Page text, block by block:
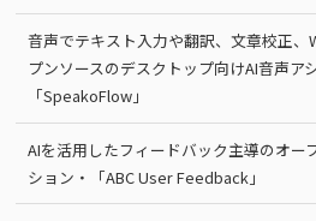
音声でテキスト入力や翻訳、文章校正
プンソースのデスクトップ向けAI音声ア
「SpeakoFlow」
AIを活用したフィードバック主導のオー
ション・「ABC User Feedback」